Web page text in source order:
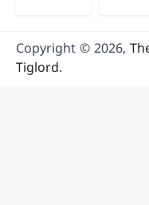
Copyright © 2026,
Tiglord.